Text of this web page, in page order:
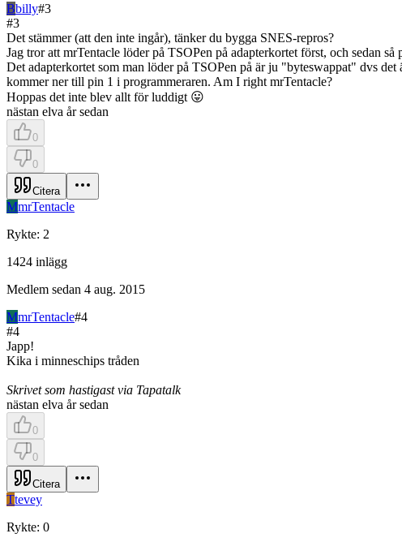
Bbilly#3
#3
Det stämmer (att den inte ingår), tänker du bygga SNES-repros?
Jag tror att mrTentacle löder på TSOPen på adapterkortet först, och sedan
Det adapterkortet som man löder på TSOPen på är ju "byteswappat" dvs
kommer ner till pin 1 i programmeraren. Am I right mrTentacle?
Hoppas det inte blev allt för luddigt 😛
nästan elva år sedan
0
0
Citera
MmrTentacle
Rykte: 2
1424 inlägg
Medlem sedan 4 aug. 2015
MmrTentacle#4
#4
Japp!
Kika i minneschips tråden
Skrivet som hastigast via Tapatalk
nästan elva år sedan
0
0
Citera
Ttevey
Rykte: 0